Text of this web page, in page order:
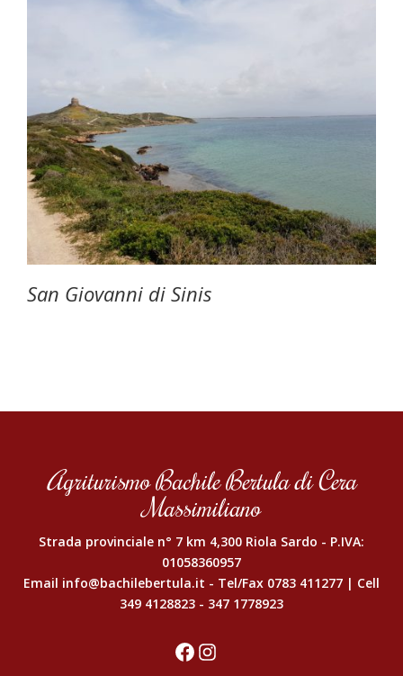
San Giovanni di Sinis
Agriturismo Bachile Bertula di Cera
Massimiliano
Strada provinciale n° 7 km 4,300 Riola Sardo - P.IVA:
01058360957
Email info@bachilebertula.it - Tel/Fax 0783 411277 | Cell
349 4128823 - 347 1778923
Facebook Instagram